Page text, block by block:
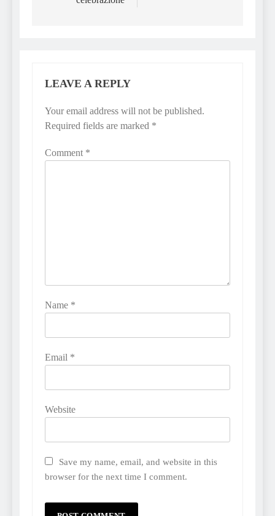
LEAVE A REPLY
Your email address will not be published.
Required fields are marked *
Comment *
Name *
Email *
Website
Save my name, email, and website in this
browser for the next time I comment.